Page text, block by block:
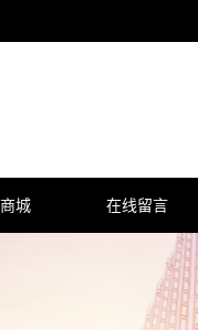
城 在线留言